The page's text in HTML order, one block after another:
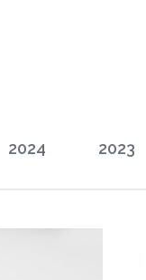
2024 2023